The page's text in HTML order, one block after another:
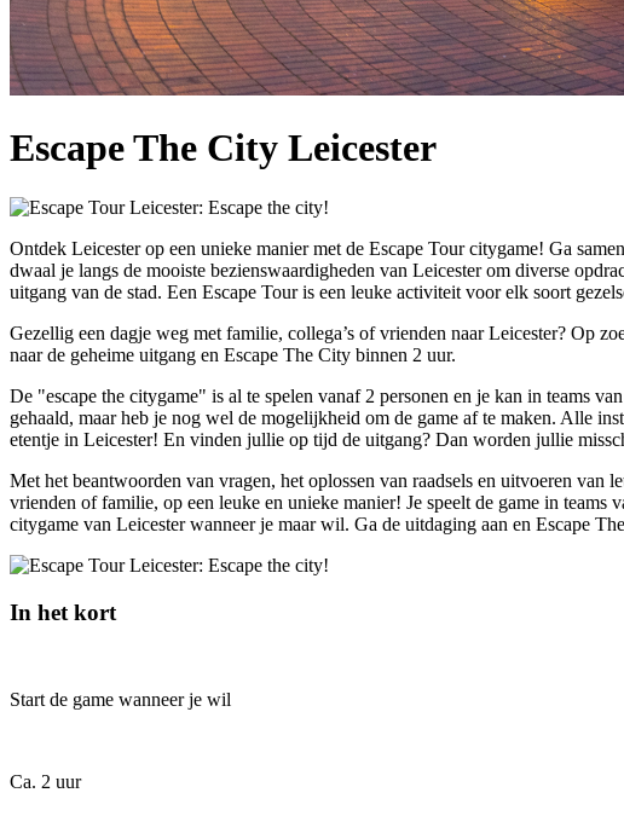
Escape The City Leicester
Ontdek Leicester op een unieke manier met de Escape Tour citygame! Ga
dwaal je langs de mooiste bezienswaardigheden van Leicester om diverse
uitgang van de stad. Een Escape Tour is een leuke activiteit voor elk soort
Gezellig een dagje weg met familie, collega’s of vrienden naar Leicester? Op
naar de geheime uitgang en Escape The City binnen 2 uur.
De "escape the citygame" is al te spelen vanaf 2 personen en je kan in teams
gehaald, maar heb je nog wel de mogelijkheid om de game af te maken. Alle
etentje in Leicester! En vinden jullie op tijd de uitgang? Dan worden jullie
Met het beantwoorden van vragen, het oplossen van raadsels en uitvoeren van
vrienden of familie, op een leuke en unieke manier! Je speelt de game in
citygame van Leicester wanneer je maar wil. Ga de uitdaging aan en Escape
In het kort
Start de game wanneer je wil
Ca. 2 uur